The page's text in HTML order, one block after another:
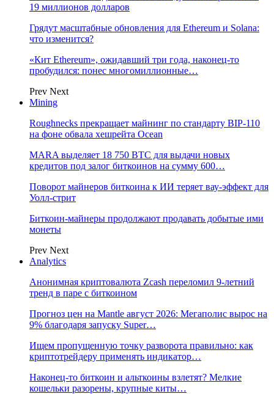
19 миллионов долларов
Грядут масштабные обновления для Ethereum и Solana:
что изменится?
«Кит Ethereum», ожидавший три года, наконец-то
пробудился: понес многомиллионные…
Prev Next
Mining
Roughnecks прекращает майнинг по стандарту BIP-110
на фоне обвала хешрейта Ocean
MARA выделяет 18 750 BTC для выдачи новых
кредитов под залог биткоинов на сумму 600…
Поворот майнеров биткоина к ИИ теряет вау-эффект для
Уолл-стрит
Биткоин-майнеры продолжают продавать добытые ими
монеты
Prev Next
Analytics
Анонимная криптовалюта Zcash переломил 9-летний
тренд в паре с биткоином
Прогноз цен на Mantle август 2026: Мегаполис вырос на
9% благодаря запуску Super…
Ищем пропущенную точку разворота правильно: как
криптотрейдеру применять индикатор…
Наконец-то биткоин и альткоины взлетят? Мелкие
кошельки разорены, крупные киты…